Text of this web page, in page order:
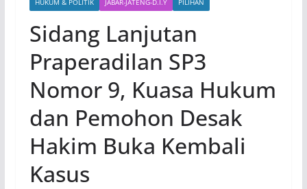
HUKUM & POLITIK JABAR-JATENG-D.I.Y PILIHAN
Sidang Lanjutan
Praperadilan SP3
Nomor 9, Kuasa Hukum
dan Pemohon Desak
Hakim Buka Kembali
Kasus